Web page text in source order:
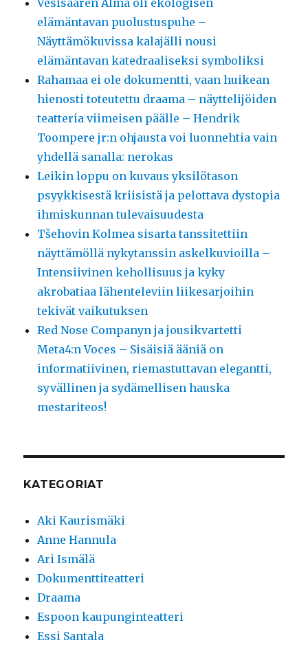
elämäntavan puolustuspuhe –
Näyttämökuvissa kalajälli nousi
elämäntavan katedraaliseksi symboliksi
Rahamaa ei ole dokumentti, vaan huikean
hienosti toteutettu draama – näyttelijöiden
teatteria viimeisen päälle – Hendrik
Toompere jr:n ohjausta voi luonnehtia vain
yhdellä sanalla: nerokas
Leikin loppu on kuvaus yksilötason
psyykkisestä kriisistä ja pelottava dystopia
ihmiskunnan tulevaisuudesta
Tšehovin Kolmea sisarta tanssitettiin
näyttämöllä nykytanssin askelkuvioilla –
Intensiivinen kehollisuus ja kyky
akrobatiaa lähenteleviin liikesarjoihin
tekivät vaikutuksen
Red Nose Companyn ja jousikvartetti
Meta4:n Voces – Sisäisiä ääniä on
informatiivinen, riemastuttavan elegantti,
syvällinen ja sydämellisen hauska
mestariteos!
KATEGORIAT
Aki Kaurismäki
Anne Hannula
Ari Ismälä
Dokumenttiteatteri
Draama
Espoon kaupunginteatteri
Essi Santala